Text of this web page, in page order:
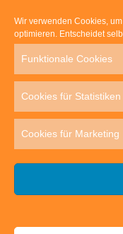
Wir verwenden Cookies,
optimieren. Entscheidet
Funktionale Cookies
Cookies für Statistiken
Cookies für Marketing
Euer
Thomas